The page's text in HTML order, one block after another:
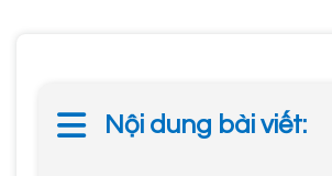
Nội dung bài viết: